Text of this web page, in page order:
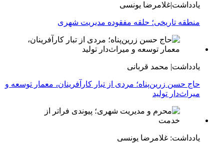
یادداشت|غلامرضا یونسی
منطقه تاریخی؛ حلقه مفقوده مدیریت شهری
یادداشت| محمد قربانی
حاج حسن زرین‌پناه؛ مردی از تبار کارآفرینان، معمار توسعه و
میراث‌دار تولید
یادداشت: غلامرضا یونسی